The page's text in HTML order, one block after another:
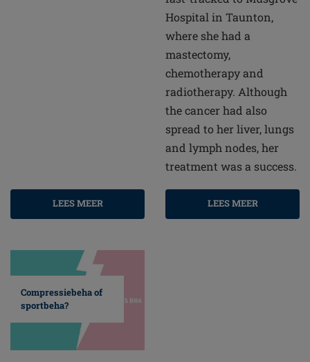
LEES MEER
Hospital in Taunton,
where she had a
mastectomy,
chemotherapy and
radiotherapy. Although
the cancer had also
spread to her liver, lungs
and lymph nodes, her
treatment was a success.
LEES MEER
Compressiebeha of
sportbeha?